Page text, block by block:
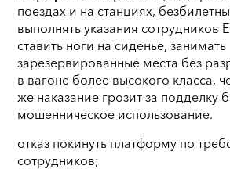
поездах и на станциях,
выполнять указания сотрудников
ставить ноги на сиденье, занимать
зарезервированные места без
в вагоне более высокого класса,
же наказание грозит за подделку
мошенническое использование.
отказ покинуть платформу по
сотрудников;